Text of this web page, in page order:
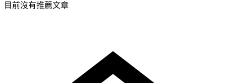
目前沒有推薦文章